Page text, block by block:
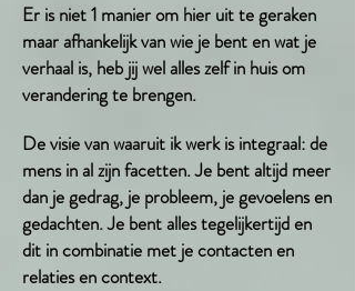
Er is niet 1 manier om hier uit te geraken
maar afhankelijk van wie je bent en wat je
verhaal is, heb jij wel alles zelf in huis om
verandering te brengen.
De visie van waaruit ik werk is integraal: de
mens in al zijn facetten. Je bent altijd meer
dan je gedrag, je probleem, je gevoelens en
gedachten. Je bent alles tegelijkertijd en
dit in combinatie met je contacten en
relaties en context.